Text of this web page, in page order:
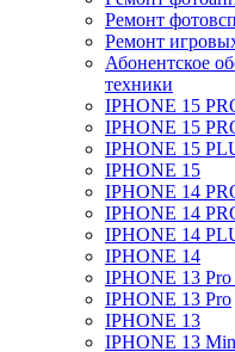
Ремонт
Ремонт
Абонентское
техники
IPHONE 15
IPHONE 15
IPHONE 15
IPHONE 15
IPHONE 14
IPHONE 14
IPHONE 14
IPHONE 14
IPHONE 13
IPHONE 13 Pro
IPHONE 13
IPHONE 13